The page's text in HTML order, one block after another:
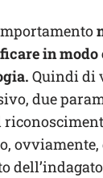
in modo
Quindi di
due